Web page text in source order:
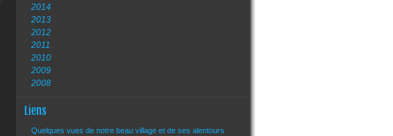
2014
2013
2012
2011
2010
2009
2008
Liens
Quelques vues de notre beau village et de ses alentours